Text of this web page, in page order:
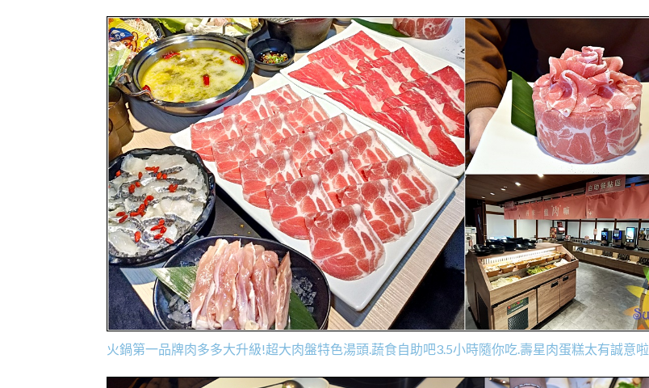
火鍋第一品牌肉多多大升級!超大肉盤特色湯頭.蔬食自助吧3.5小時隨你吃.壽星肉蛋糕太有誠意啦